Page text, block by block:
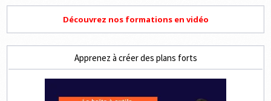
Découvrez nos formations en vidéo
Apprenez à créer des plans forts